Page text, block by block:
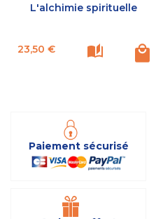
L'alchimie spirituelle
Prix
23,50 €
Paiement sécurisé